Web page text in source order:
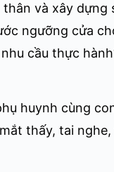
và xây dựng
ngưỡng cửa
cầu thực
huynh cùng
thấy, tai